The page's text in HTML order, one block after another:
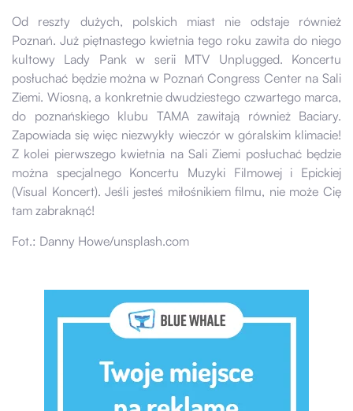
Od reszty dużych, polskich miast nie odstaje również
Poznań. Już piętnastego kwietnia tego roku zawita do niego
kultowy Lady Pank w serii MTV Unplugged. Koncertu
posłuchać będzie można w Poznań Congress Center na Sali
Ziemi. Wiosną, a konkretnie dwudziestego czwartego marca,
do poznańskiego klubu TAMA zawitają również Baciary.
Zapowiada się więc niezwykły wieczór w góralskim klimacie!
Z kolei pierwszego kwietnia na Sali Ziemi posłuchać będzie
można specjalnego Koncertu Muzyki Filmowej i Epickiej
(Visual Koncert). Jeśli jesteś miłośnikiem filmu, nie może Cię
tam zabraknąć!
Fot.: Danny Howe/unsplash.com